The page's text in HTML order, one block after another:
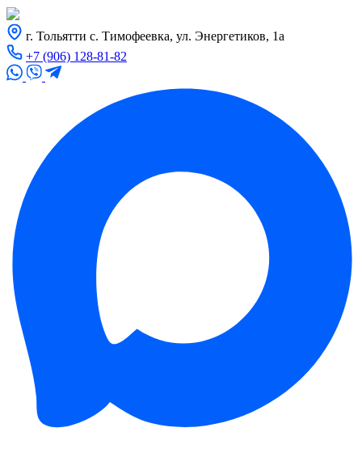
г. Тольятти с. Тимофеевка, ул. Энергетиков, 1а
+7 (906) 128-81-82